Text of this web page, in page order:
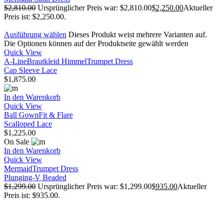
$2,810.00 Ursprünglicher Preis war: $2,810.00$2,250.00Aktueller
Preis ist: $2,250.00.
Ausführung wählen Dieses Produkt weist mehrere Varianten auf.
Die Optionen können auf der Produktseite gewählt werden
Quick View
A-LineBrautkleid HimmelTrumpet Dress
Cap Sleeve Lace
$1,875.00
In den Warenkorb
Quick View
Ball GownFit & Flare
Scalloped Lace
$1,225.00
On Sale
In den Warenkorb
Quick View
MermaidTrumpet Dress
Plunging-V Beaded
$1,299.00 Ursprünglicher Preis war: $1,299.00$935.00Aktueller
Preis ist: $935.00.